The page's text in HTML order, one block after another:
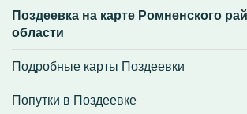
Поздеевка на карте Ромненского
области
Подробные карты Поздеевки
Попутки в Поздеевке